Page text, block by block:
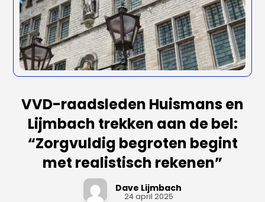
VVD-raadsleden Huismans en
Lijmbach trekken aan de bel:
“Zorgvuldig begroten begint
met realistisch rekenen”
Dave Lijmbach
24 april 2025